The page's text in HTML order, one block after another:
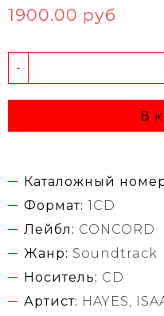
1900.00 руб
-
В
Каталожный
Формат: 1CD
Лейбл: CONCORD
Жанр: Soundtrack
Носитель: CD
Артист: HAYES,